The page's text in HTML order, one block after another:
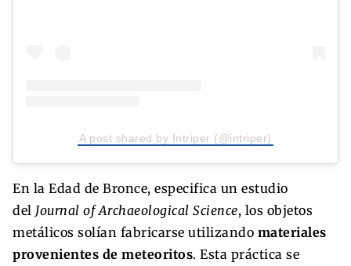
A post shared by Intriper (@intriper)
En la Edad de Bronce, especifica un estudio
del Journal of Archaeological Science, los objetos
metálicos solían fabricarse utilizando materiales
provenientes de meteoritos. Esta práctica se